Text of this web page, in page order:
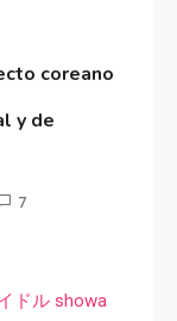
coreano
y de
7
ドル showa